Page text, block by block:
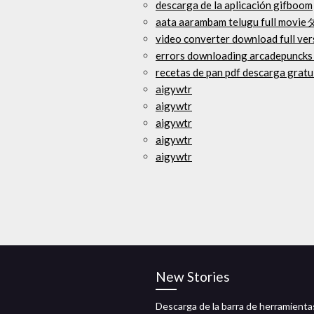
descarga de la aplicación gifboom
aata aarambam telugu full movie
video converter download full
errors downloading
recetas de pan pdf descarga
aigywtr
aigywtr
aigywtr
aigywtr
aigywtr
New Stories
Descarga de la barra de